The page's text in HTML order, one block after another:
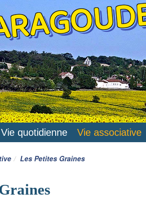
Vie quotidienne Vie associative
Les Petites Graines